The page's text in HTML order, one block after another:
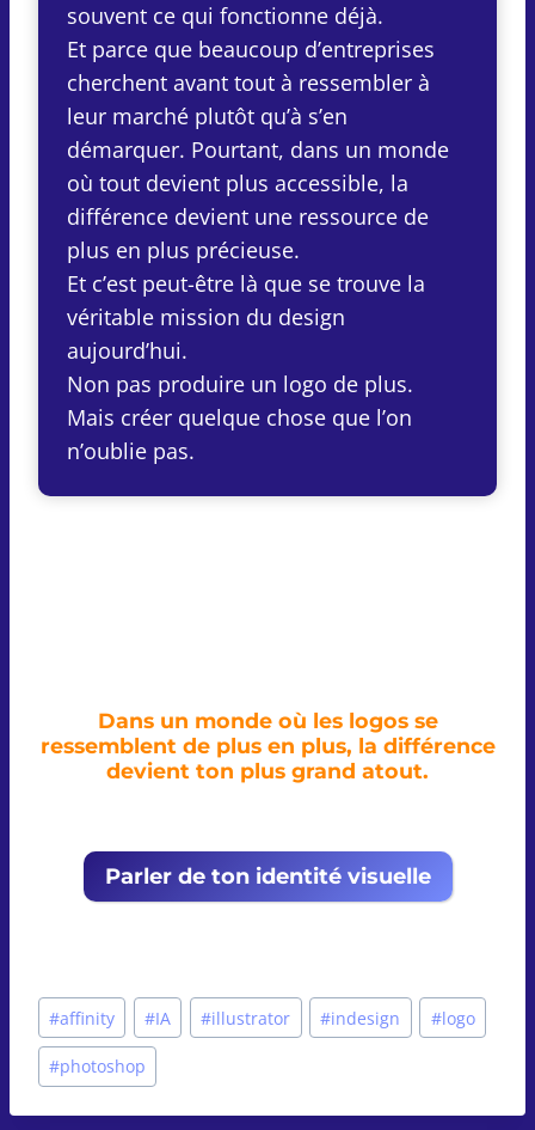
souvent ce qui fonctionne déjà.
Et parce que beaucoup d’entreprises
cherchent avant tout à ressembler à
leur marché plutôt qu’à s’en
démarquer. Pourtant, dans un monde
où tout devient plus accessible, la
différence devient une ressource de
plus en plus précieuse.
Et c’est peut-être là que se trouve la
véritable mission du design
aujourd’hui.
Non pas produire un logo de plus.
Mais créer quelque chose que l’on
n’oublie pas.
Dans un monde où les logos se
ressemblent de plus en plus, la différence
devient ton plus grand atout.
Parler de ton identité visuelle
Étiquettes
de
la
#affinity #IA #illustrator #indesign #logo
#photoshop